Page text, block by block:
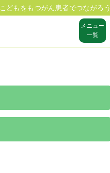
こどもをもつがん患者でつながろう
メニュー
一覧